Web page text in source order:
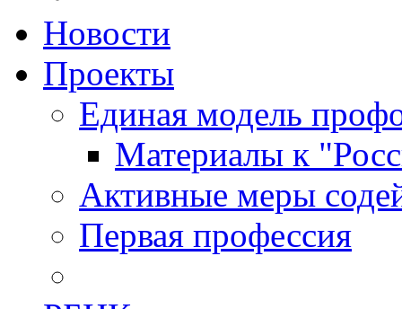
Новости
Проекты
Единая модель
Материалы к
Активные меры
Первая профессия